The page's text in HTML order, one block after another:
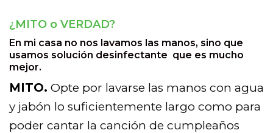
¿MITO o VERDAD?
En mi casa no nos lavamos las manos, sino que
usamos solución desinfectante que es mucho
mejor.
MITO. Opte por lavarse las manos con agua
y jabón lo suficientemente largo como para
poder cantar la canción de cumpleaños